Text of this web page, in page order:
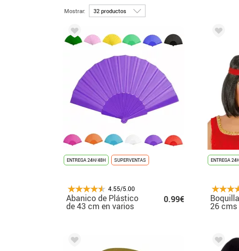
Mostrar:
ENTREGA 24H/48H SUPERVENTAS
4.55/5.00
Abanico de Plástico
de 43 cm en varios
0.99€
ENTREGA
26 cms